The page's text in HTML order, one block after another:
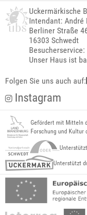
Uckermärkische
Intendant: André
Berliner Straße
16303 Schwedt
Unser Haus ist
Folgen Sie uns auch auf:
Instagram
Gefördert mit Mitteln
Forschung und Kultur
Unterstützt